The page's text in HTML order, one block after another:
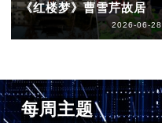
《红楼梦》曹雪芹故居
2026-06-28
每周主题